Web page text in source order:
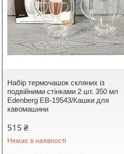
Набір термочашок скляних із
подвійними стінками 2 шт. 350 мл
Edenberg EB-19543/Кашки для
кавомашини
515 ₴
Немає в наявності